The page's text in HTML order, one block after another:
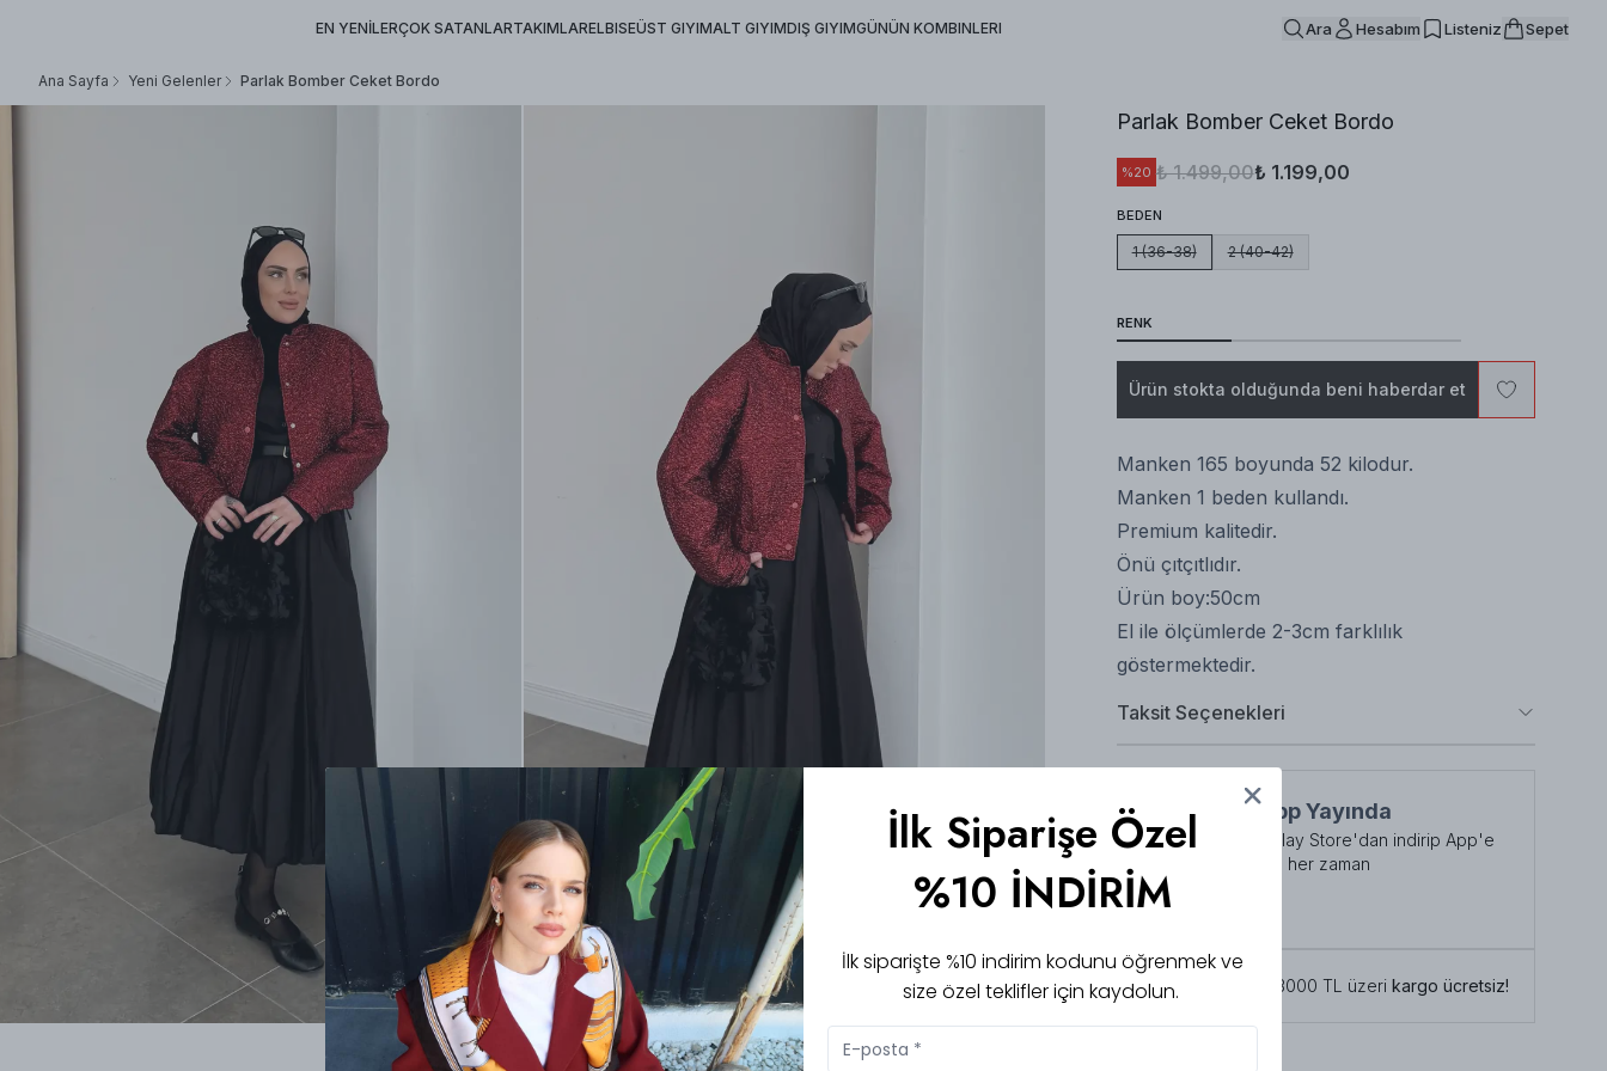
EN YENİLERÇOK SATANLARTAKIMLARELBISEÜST GIYIMALT GIYIMDIŞ GIYIMGÜNÜN KOMBINLERI Ara Hesabım Listeniz Sepet
Ana Sayfa Yeni Gelenler Parlak Bomber Ceket Bordo
Parlak Bomber Ceket Bordo
%20 ₺ 1.499,00₺ 1.199,00
BEDEN
1 (36-38) 2 (40-42)
RENK
Ürün stokta olduğunda beni haberdar et
Manken 165 boyunda 52 kilodur.
Manken 1 beden kullandı.
Premium kalitedir.
Önü çıtçıtlıdır.
Ürün boy:50cm
El ile ölçümlerde 2-3cm farklılık
göstermektedir.
Taksit Seçenekleri
NuuWears App Yayında
App Store veya Play Store'dan indirip App'e
özel indirimlerden her zaman
faydalanabilirsiniz
Şimdi İndirin!
Tüm siparişlerde 3000 TL üzeri kargo ücretsiz!
İlk Siparişe Özel
%10 İNDİRİM
İlk siparişte %10 indirim kodunu öğrenmek ve
size özel teklifler için kaydolun.